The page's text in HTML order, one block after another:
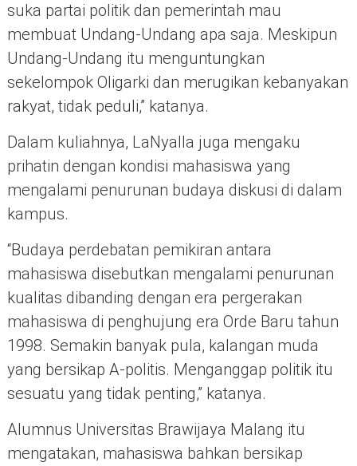
suka partai politik dan pemerintah mau
membuat Undang-Undang apa saja. Meskipun
Undang-Undang itu menguntungkan
sekelompok Oligarki dan merugikan kebanyakan
rakyat, tidak peduli,” katanya.
Dalam kuliahnya, LaNyalla juga mengaku
prihatin dengan kondisi mahasiswa yang
mengalami penurunan budaya diskusi di dalam
kampus.
“Budaya perdebatan pemikiran antara
mahasiswa disebutkan mengalami penurunan
kualitas dibanding dengan era pergerakan
mahasiswa di penghujung era Orde Baru tahun
1998. Semakin banyak pula, kalangan muda
yang bersikap A-politis. Menganggap politik itu
sesuatu yang tidak penting,” katanya.
Alumnus Universitas Brawijaya Malang itu
mengatakan, mahasiswa bahkan bersikap